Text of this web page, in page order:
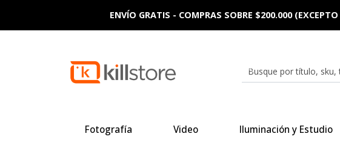
Fotografía Video Iluminación y Estudio
ENVÍO GRATIS - COMPRAS SOBRE $200.000